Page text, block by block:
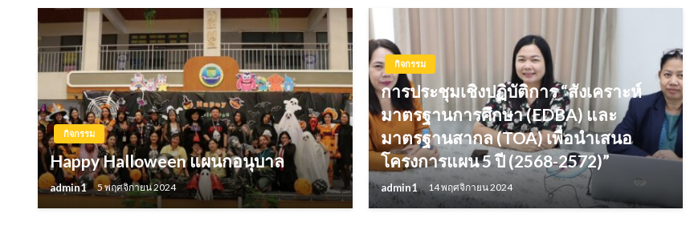
กิจกรรม
Happy Halloween แผนกอนุบาล
admin1 5 พฤศจิกายน 2024
กิจกรรม
การประชุมเชิงปฏิบัติการ “สังเคราะห์
มาตรฐานการศึกษา (EDBA) และ
มาตรฐานสากล (TOA) เพื่อนำเสนอ
โครงการแผน 5 ปี (2568-2572)”
admin1 14 พฤศจิกายน 2024